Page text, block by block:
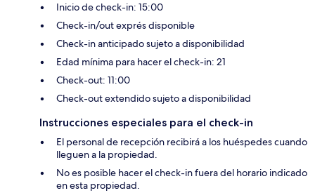
Inicio de check-in: 15:00
Check-in/out exprés disponible
Check-in anticipado sujeto a disponibilidad
Edad mínima para hacer el check-in: 21
Check-out: 11:00
Check-out extendido sujeto a disponibilidad
Instrucciones especiales para el check-in
El personal de recepción recibirá a los huéspedes cuando
lleguen a la propiedad.
No es posible hacer el check-in fuera del horario indicado
en esta propiedad.